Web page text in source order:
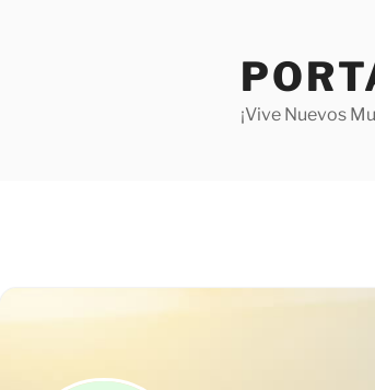
¡Vive Nuevos